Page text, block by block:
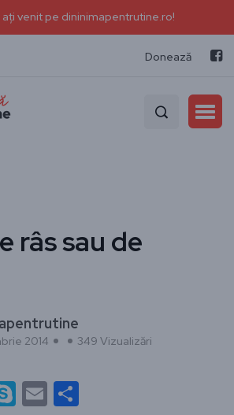
ați venit pe dininimapentrutine.ro!
Donează
râs sau de
2014 349 Vizualizări
Skype
Email